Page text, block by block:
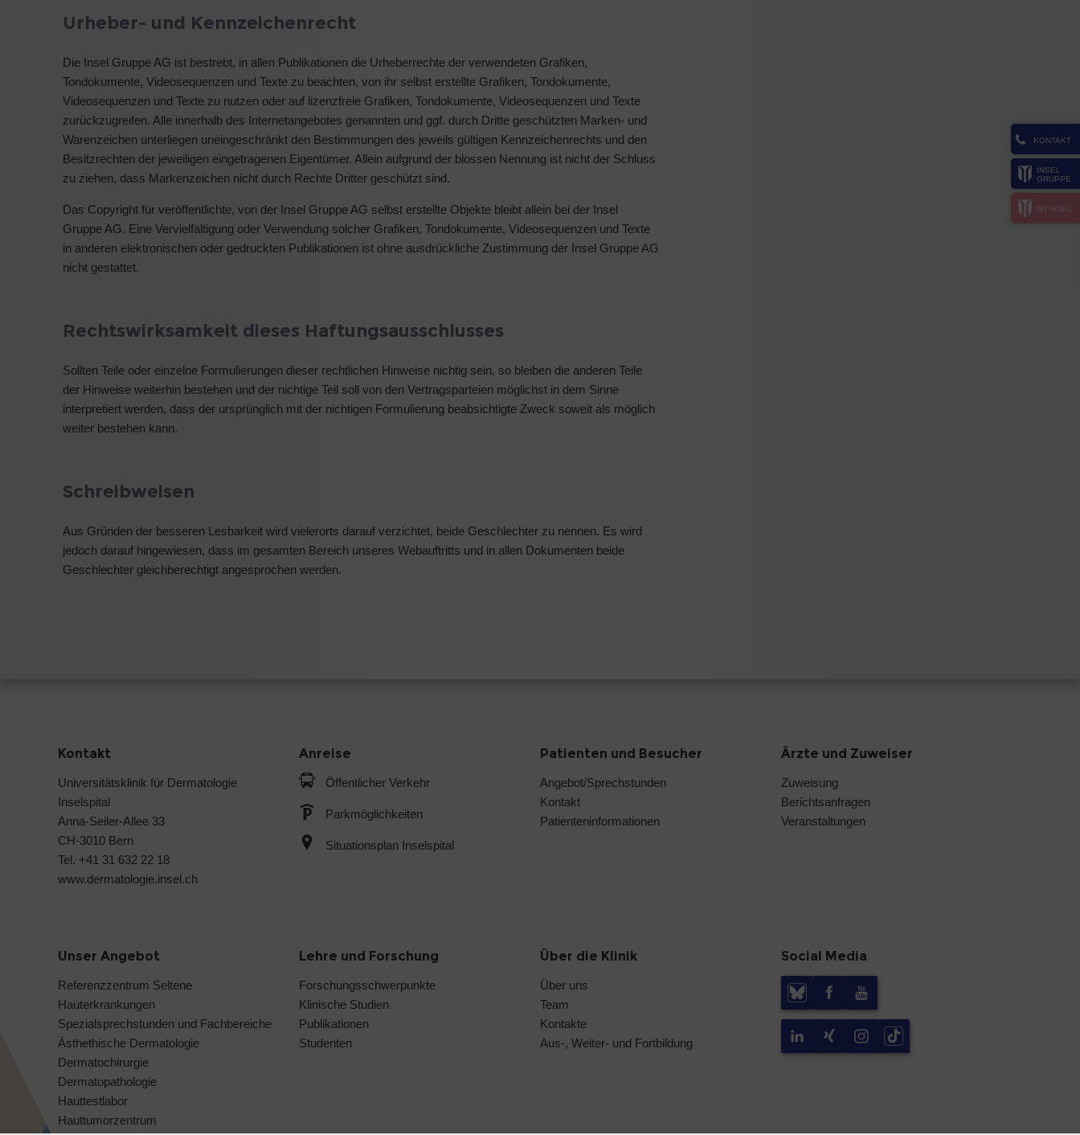
KONTAKT
INSEL
GRUPPE
MYINSEL
Urheber- und Kennzeichenrecht
Die Insel Gruppe AG ist bestrebt, in allen Publikationen die Urheberrechte der verwendeten Grafiken,
Tondokumente, Videosequenzen und Texte zu beachten, von ihr selbst erstellte Grafiken, Tondokumente,
Videosequenzen und Texte zu nutzen oder auf lizenzfreie Grafiken, Tondokumente, Videosequenzen und Texte
zurückzugreifen. Alle innerhalb des Internetangebotes genannten und ggf. durch Dritte geschützten Marken- und
Warenzeichen unterliegen uneingeschränkt den Bestimmungen des jeweils gültigen Kennzeichenrechts und den
Besitzrechten der jeweiligen eingetragenen Eigentümer. Allein aufgrund der blossen Nennung ist nicht der Schluss
zu ziehen, dass Markenzeichen nicht durch Rechte Dritter geschützt sind.
Das Copyright für veröffentlichte, von der Insel Gruppe AG selbst erstellte Objekte bleibt allein bei der Insel
Gruppe AG. Eine Vervielfältigung oder Verwendung solcher Grafiken, Tondokumente, Videosequenzen und Texte
in anderen elektronischen oder gedruckten Publikationen ist ohne ausdrückliche Zustimmung der Insel Gruppe AG
nicht gestattet.
Rechtswirksamkeit dieses Haftungsausschlusses
Sollten Teile oder einzelne Formulierungen dieser rechtlichen Hinweise nichtig sein, so bleiben die anderen Teile
der Hinweise weiterhin bestehen und der nichtige Teil soll von den Vertragsparteien möglichst in dem Sinne
interpretiert werden, dass der ursprünglich mit der nichtigen Formulierung beabsichtigte Zweck soweit als möglich
weiter bestehen kann.
Schreibweisen
Aus Gründen der besseren Lesbarkeit wird vielerorts darauf verzichtet, beide Geschlechter zu nennen. Es wird
jedoch darauf hingewiesen, dass im gesamten Bereich unseres Webauftritts und in allen Dokumenten beide
Geschlechter gleichberechtigt angesprochen werden.
Kontakt
Universitätsklinik für Dermatologie
Inselspital
Anna-Seiler-Allee 33
CH-3010 Bern
Tel. +41 31 632 22 18
www.dermatologie.insel.ch
Anreise
Öffentlicher Verkehr
Parkmöglichkeiten
Situationsplan Inselspital
Patienten und Besucher
Angebot/Sprechstunden
Kontakt
Patienteninformationen
Ärzte und Zuweiser
Zuweisung
Berichtsanfragen
Veranstaltungen
Unser Angebot
Referenzzentrum Seltene
Hauterkrankungen
Spezialsprechstunden und Fachbereiche
Ästhethische Dermatologie
Dermatochirurgie
Dermatopathologie
Hauttestlabor
Hauttumorzentrum
Lehre und Forschung
Forschungsschwerpunkte
Klinische Studien
Publikationen
Studenten
Über die Klinik
Über uns
Team
Kontakte
Aus-, Weiter- und Fortbildung
Social Media